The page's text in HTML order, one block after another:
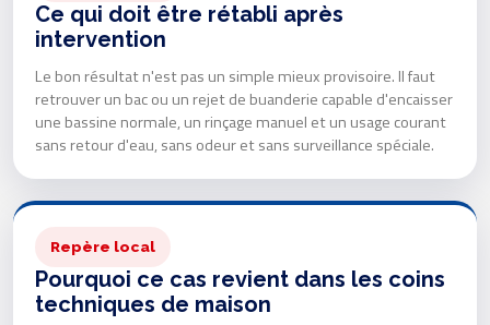
Ce qui doit être rétabli après
intervention
Le bon résultat n'est pas un simple mieux provisoire. Il faut
retrouver un bac ou un rejet de buanderie capable d'encaisser
une bassine normale, un rinçage manuel et un usage courant
sans retour d'eau, sans odeur et sans surveillance spéciale.
Repère local
Pourquoi ce cas revient dans les coins
techniques de maison